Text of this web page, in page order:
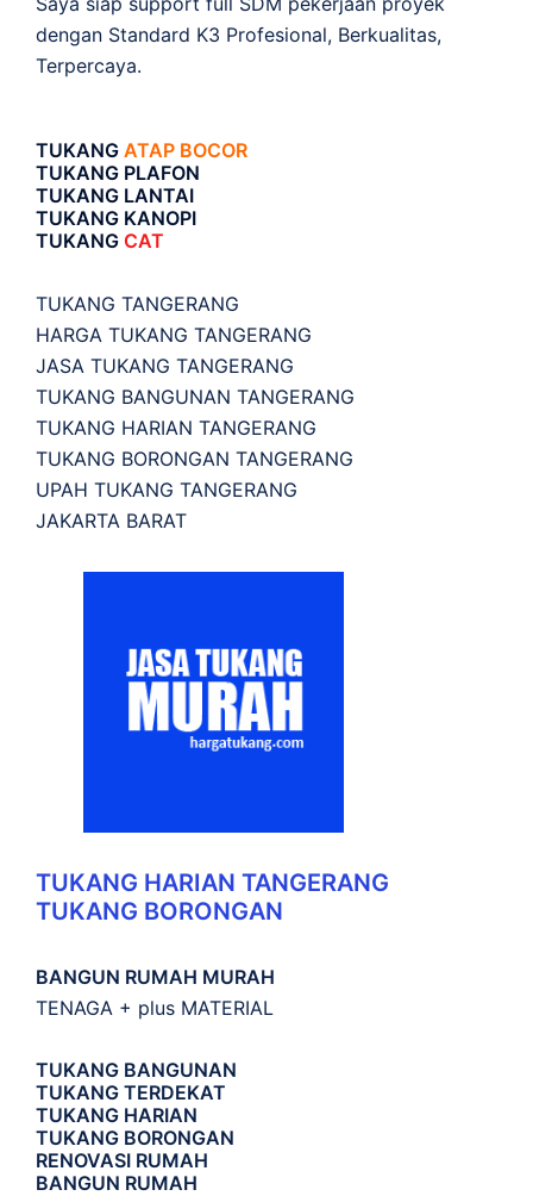
dengan Standard K3 Profesional, Berkualitas,
Terpercaya.
TUKANG ATAP BOCOR
TUKANG PLAFON
TUKANG LANTAI
TUKANG KANOPI
TUKANG CAT
TUKANG TANGERANG
HARGA TUKANG TANGERANG
JASA TUKANG TANGERANG
TUKANG BANGUNAN TANGERANG
TUKANG HARIAN TANGERANG
TUKANG BORONGAN TANGERANG
UPAH TUKANG TANGERANG
JAKARTA BARAT
TUKANG HARIAN TANGERANG
TUKANG BORONGAN
BANGUN RUMAH MURAH
TENAGA + plus MATERIAL
TUKANG BANGUNAN
TUKANG TERDEKAT
TUKANG HARIAN
TUKANG BORONGAN
RENOVASI RUMAH
BANGUN RUMAH